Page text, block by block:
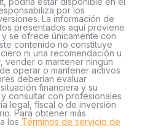
por los
La información de
presentados aquí proviene
se ofrece únicamente con
contenido no constituye
ni una recomendación u
vender o mantener ningún
operar o mantener activos
deberían evaluar
financiera y su
consultar con profesionales
legal, fiscal o de inversión
Para obtener más
los Términos de servicio de